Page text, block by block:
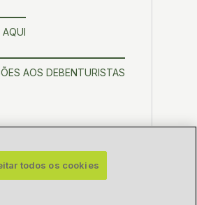
AQUI
AOS DEBENTURISTAS
da Informação
todos os cookies